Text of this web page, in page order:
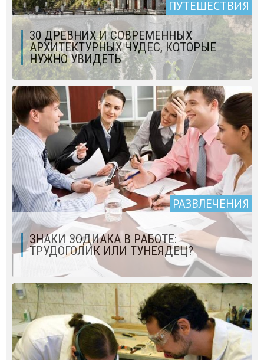
ПУТЕШЕСТВИЯ
30 ДРЕВНИХ И СОВРЕМЕННЫХ
АРХИТЕКТУРНЫХ ЧУДЕС, КОТОРЫЕ
НУЖНО УВИДЕТЬ
РАЗВЛЕЧЕНИЯ
ЗНАКИ ЗОДИАКА В РАБОТЕ:
ТРУДОГОЛИК ИЛИ ТУНЕЯДЕЦ?